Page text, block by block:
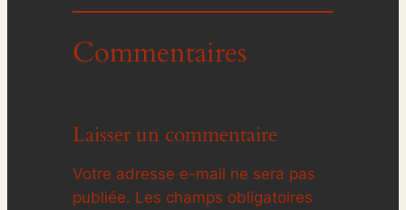
Commentaires
Laisser un commentaire
Votre adresse e-mail ne sera pas
publiée. Les champs obligatoires